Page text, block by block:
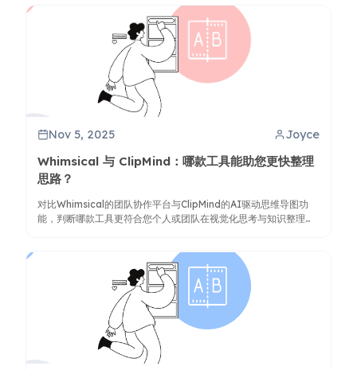
Nov 5, 2025 Joyce
Whimsical 与 ClipMind：哪款工具能助您更快整理
思路？
对比Whimsical的团队协作平台与ClipMind的AI驱动思维导图功
能，判断哪款工具更符合您个人或团队在视觉化思考与知识整理方